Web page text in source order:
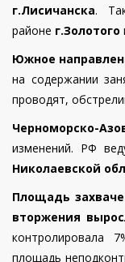
г.Лисичанска.
районе г.Золотого
Южное
на содержании
проводят,
Черноморско-
изменений. РФ
Николаевской
Площадь
вторжения
контролировала
площадь